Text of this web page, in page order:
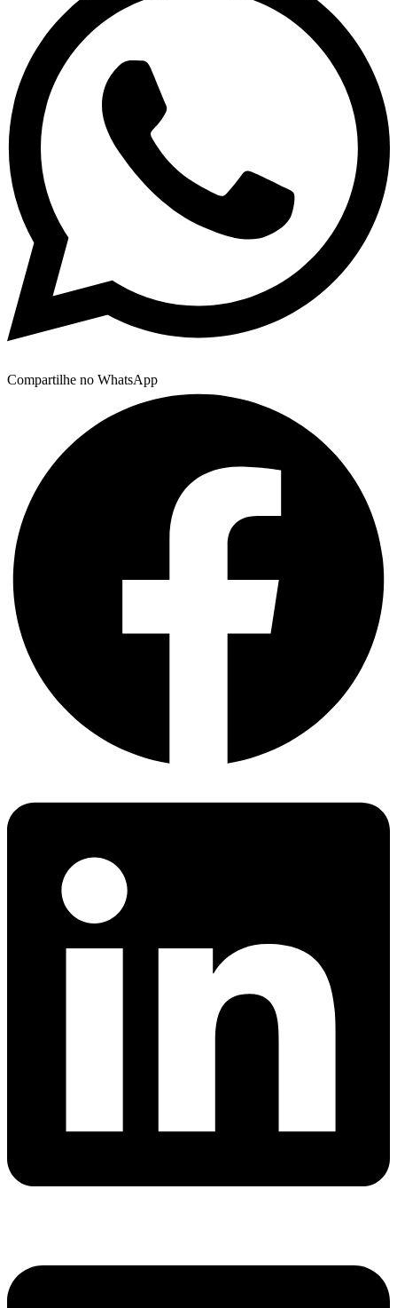
Compartilhe no WhatsApp